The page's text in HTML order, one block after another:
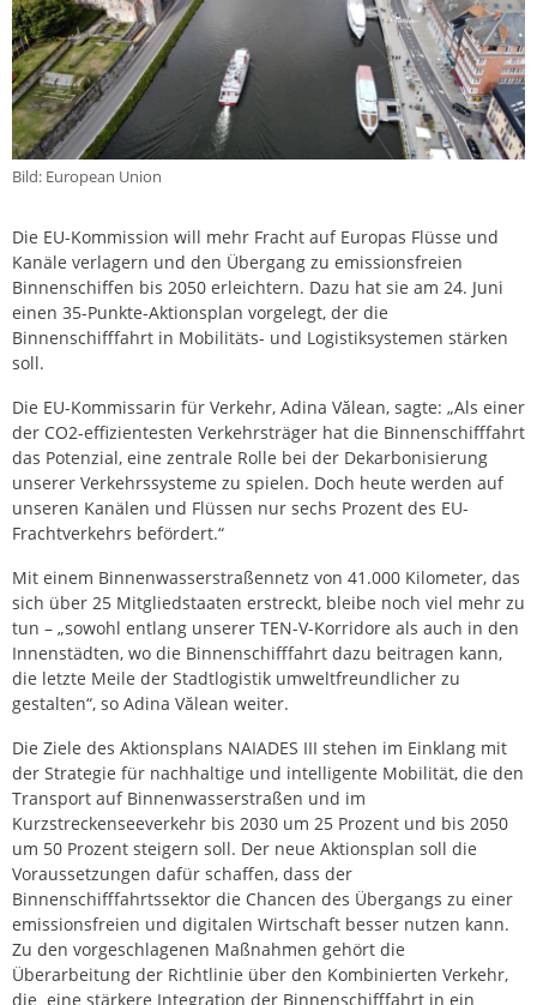
Bild: European Union
Die EU-Kommission will mehr Fracht auf Europas Flüsse und
Kanäle verlagern und den Übergang zu emissionsfreien
Binnenschiffen bis 2050 erleichtern. Dazu hat sie am 24. Juni
einen 35-Punkte-Aktionsplan vorgelegt, der die
Binnenschifffahrt in Mobilitäts- und Logistiksystemen stärken
soll.
Die EU-Kommissarin für Verkehr, Adina Vălean, sagte: „Als einer
der CO2-effizientesten Verkehrsträger hat die Binnenschifffahrt
das Potenzial, eine zentrale Rolle bei der Dekarbonisierung
unserer Verkehrssysteme zu spielen. Doch heute werden auf
unseren Kanälen und Flüssen nur sechs Prozent des EU-
Frachtverkehrs befördert.“
Mit einem Binnenwasserstraßennetz von 41.000 Kilometer, das
sich über 25 Mitgliedstaaten erstreckt, bleibe noch viel mehr zu
tun – „sowohl entlang unserer TEN-V-Korridore als auch in den
Innenstädten, wo die Binnenschifffahrt dazu beitragen kann,
die letzte Meile der Stadtlogistik umweltfreundlicher zu
gestalten“, so Adina Vălean weiter.
Die Ziele des Aktionsplans NAIADES III stehen im Einklang mit
der Strategie für nachhaltige und intelligente Mobilität, die den
Transport auf Binnenwasserstraßen und im
Kurzstreckenseeverkehr bis 2030 um 25 Prozent und bis 2050
um 50 Prozent steigern soll. Der neue Aktionsplan soll die
Voraussetzungen dafür schaffen, dass der
Binnenschifffahrtssektor die Chancen des Übergangs zu einer
emissionsfreien und digitalen Wirtschaft besser nutzen kann.
Zu den vorgeschlagenen Maßnahmen gehört die
Überarbeitung der Richtlinie über den Kombinierten Verkehr,
die eine stärkere Integration der Binnenschifffahrt in ein